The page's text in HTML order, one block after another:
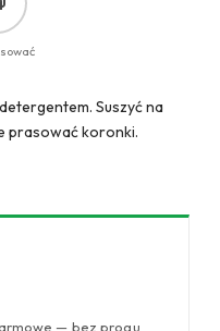
Suszyć na
prasować koronki.
— bez progu